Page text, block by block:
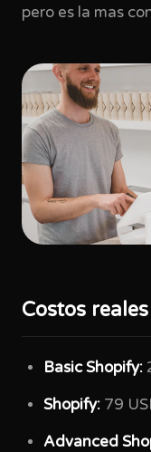
pero es la mas
Costos reales
Basic Shopify:
Shopify: 79
Advanced